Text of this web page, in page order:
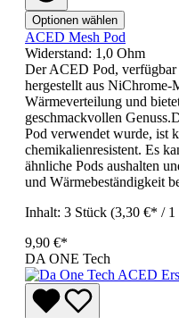
Optionen wählen
ACED Mesh Pod
Widerstand: 1,0 Ohm
Der ACED Pod,
hergestellt aus NiChrome-
Wärmeverteilung und
geschmackvollen
Pod verwendet wurde, ist
chemikalienresistent. Es
ähnliche Pods aushalten
und Wärmebeständigkeit
Inhalt: 3 Stück (3,30 €* / 1
9,90 €*
DA ONE Tech